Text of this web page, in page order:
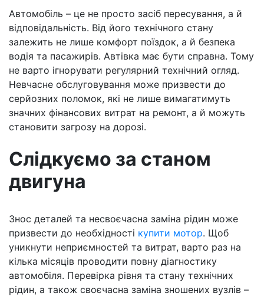
Автомобіль – це не просто засіб пересування, а й
відповідальність. Від його технічного стану
залежить не лише комфорт поїздок, а й безпека
водія та пасажирів. Автівка має бути справна. Тому
не варто ігнорувати регулярний технічний огляд.
Невчасне обслуговування може призвести до
серйозних поломок, які не лише вимагатимуть
значних фінансових витрат на ремонт, а й можуть
становити загрозу на дорозі.
Слідкуємо за станом
двигуна
Знос деталей та несвоєчасна заміна рідин може
призвести до необхідності купити мотор. Щоб
уникнути неприємностей та витрат, варто раз на
кілька місяців проводити повну діагностику
автомобіля. Перевірка рівня та стану технічних
рідин, а також своєчасна заміна зношених вузлів –